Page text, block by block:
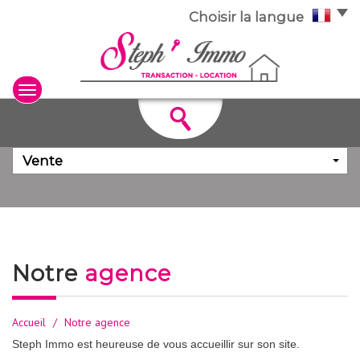
Choisir la langue
Vente
notre agence
Accueil Notre agence
Steph Immo est heureuse de vous accueillir sur son site.